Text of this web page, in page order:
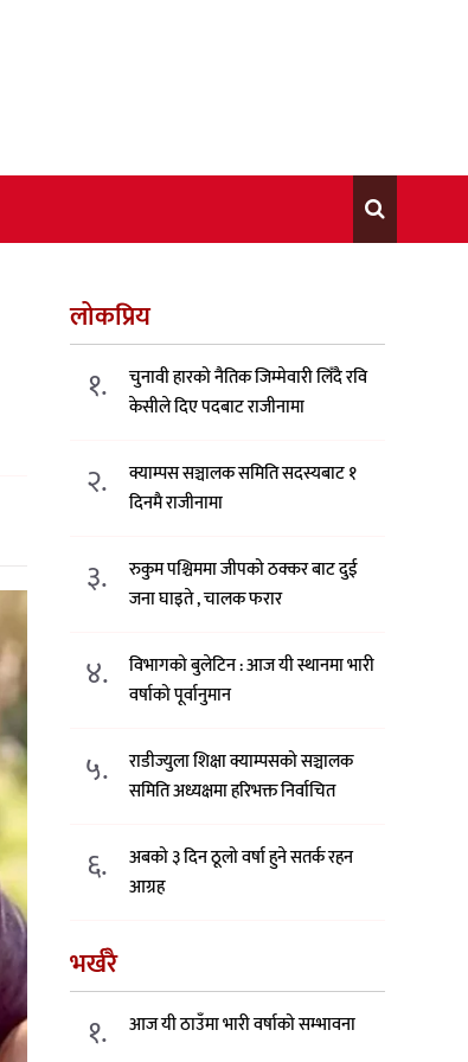
लोकप्रिय
१.
चुनावी हारको नैतिक जिम्मेवारी लिँदै रवि
केसीले दिए पदबाट राजीनामा
२.
क्याम्पस सञ्चालक समिति सदस्यबाट १
दिनमै राजीनामा
३.
रुकुम पश्चिममा जीपको ठक्कर बाट दुई
जना घाइते , चालक फरार
४.
विभागको बुलेटिन : आज यी स्थानमा भारी
वर्षाको पूर्वानुमान
५.
राडीज्युला शिक्षा क्याम्पसको सञ्चालक
समिति अध्यक्षमा हरिभक्त निर्वाचित
६.
अबको ३ दिन ठूलो वर्षा हुने सतर्क रहन
आग्रह
भर्खरै
१. आज यी ठाउँमा भारी वर्षाको सम्भावना